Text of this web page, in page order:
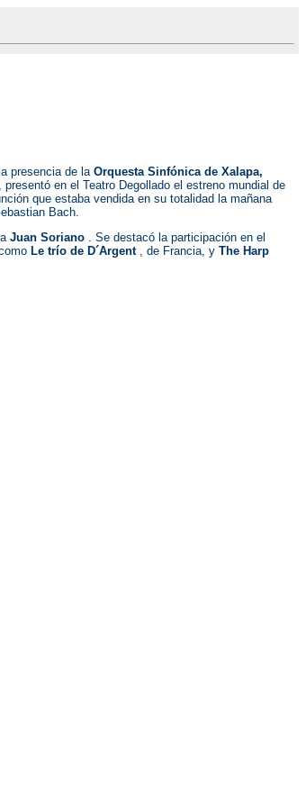
presencia de la Orquesta Sinfónica de Xalapa,
en el Teatro Degollado el estreno mundial de
que estaba vendida en su totalidad la mañana
Bach.
Juan Soriano . Se destacó la participación en el
Le trío de D´Argent , de Francia, y The Harp